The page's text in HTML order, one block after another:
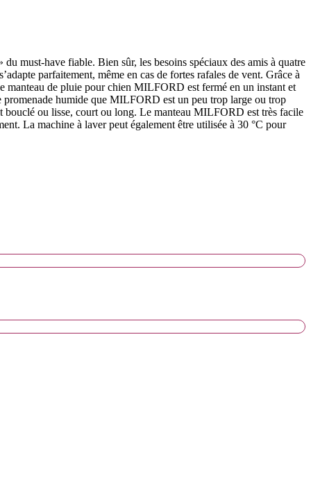
must-have fiable. Bien sûr, les besoins spéciaux des amis à quatre
parfaitement, même en cas de fortes rafales de vent. Grâce à
manteau de pluie pour chien MILFORD est fermé en un instant et
promenade humide que MILFORD est un peu trop large ou trop
bouclé ou lisse, court ou long. Le manteau MILFORD est très facile
La machine à laver peut également être utilisée à 30 °C pour